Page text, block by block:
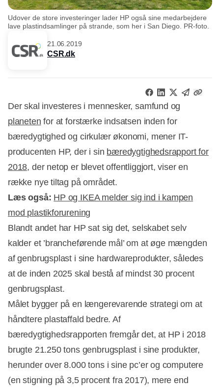
Udover de store investeringer lader HP også sine medarbejdere
lave plastindsamlinger på strande, som her i San Diego. PR-foto.
21.06.2019
CSR.dk
Der skal investeres i mennesker, samfund og
planeten for at forstærke indsatsen inden for
bæredygtighed og cirkulær økonomi, mener IT-
producenten HP, der i sin bæredygtighedsrapport for
2018, der netop er blevet offentliggjort, viser en
række nye tiltag på området.
Læs også: HP og IKEA melder sig ind i kampen
mod plastikforurening
Blandt andet har HP sat sig det, selskabet selv
kalder et ’brancheførende mål’ om at øge mængden
af genbrugsplast i sine hardwareprodukter, således
at de inden 2025 skal bestå af mindst 30 procent
genbrugsplast.
Målet bygger på en længerevarende strategi om at
håndtere plastaffald bedre. Af
bæredygtighedsrapporten fremgår det, at HP i 2018
brugte 21.250 tons genbrugsplast i sine produkter,
herunder over 8.000 tons i sine pc’er og computere
(en stigning på 3,5 procent fra 2017), mere end